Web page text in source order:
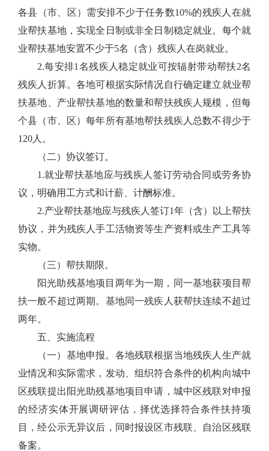
各县（市、区）需安排不少于任务数10%的残疾人在就
业帮扶基地，实现全日制或非全日制稳定就业。每个就
业帮扶基地安置不少于5名（含）残疾人在岗就业。
2.每安排1名残疾人稳定就业可按辐射带动帮扶2名
残疾人折算。各地可根据实际情况自行确定建立就业帮
扶基地、产业帮扶基地的数量和帮扶残疾人规模，但每
个县（市、区）每年所有基地帮扶残疾人总数不得少于
120人。
（二）协议签订。
1.就业帮扶基地应与残疾人签订劳动合同或劳务协
议，明确用工方式和计薪、计酬标准。
2.产业帮扶基地应与残疾人签订1年（含）以上帮扶
协议，并为残疾人手工活物资等生产资料或生产工具等
实物。
（三）帮扶期限。
阳光助残基地项目两年为一期，同一基地获项目帮
扶一般不超过两期。基地同一残疾人获帮扶连续不超过
两年。
五、实施流程
（一）基地申报。各地残联根据当地残疾人生产就
业情况和实际需求，发动、组织符合条件的机构向城中
区残联提出阳光助残基地项目申请，城中区残联对申报
的经济实体开展调研评估，择优选择符合条件扶持项
目，经公示无异议后，同时报设区市残联、自治区残联
备案。